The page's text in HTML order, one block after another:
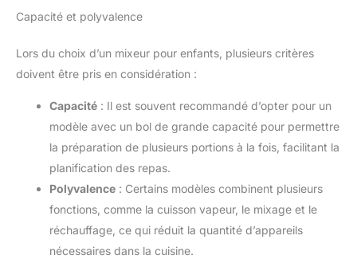
Capacité et polyvalence
Lors du choix d’un mixeur pour enfants, plusieurs critères
doivent être pris en considération :
Capacité : Il est souvent recommandé d’opter pour un
modèle avec un bol de grande capacité pour permettre
la préparation de plusieurs portions à la fois, facilitant la
planification des repas.
Polyvalence : Certains modèles combinent plusieurs
fonctions, comme la cuisson vapeur, le mixage et le
réchauffage, ce qui réduit la quantité d’appareils
nécessaires dans la cuisine.